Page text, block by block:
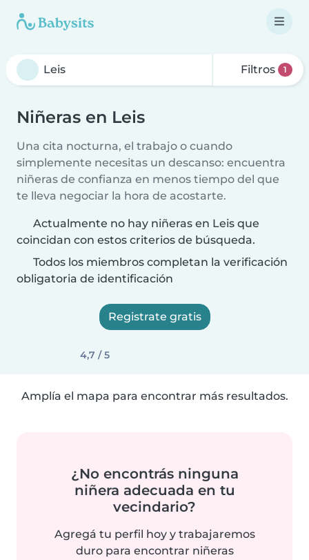
Filtros 1
Niñeras en Leis
Una cita nocturna, el trabajo o cuando
simplemente necesitas un descanso: encuentra
niñeras de confianza en menos tiempo del que
te lleva negociar la hora de acostarte.
Actualmente no hay niñeras en Leis que
coincidan con estos criterios de búsqueda.
Todos los miembros completan la verificación
obligatoria de identificación
Registrate gratis
4,7 / 5
Amplía el mapa para encontrar más resultados.
¿No encontrás ninguna
niñera adecuada en tu
vecindario?
Agregá tu perfil hoy y trabajaremos
duro para encontrar niñeras